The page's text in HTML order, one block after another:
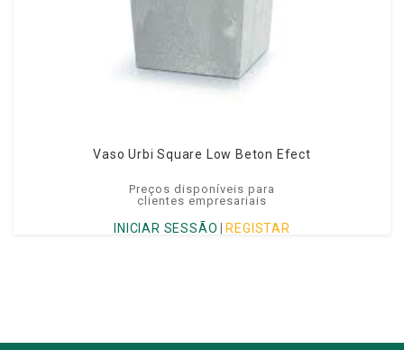
Vaso Urbi Square Low Beton Efect
Preços disponíveis para
clientes empresariais
INICIAR SESSÃO REGISTAR